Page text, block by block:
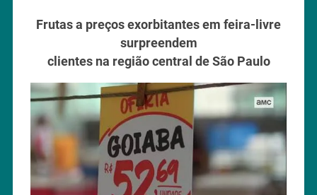
Frutas a preços exorbitantes em feira-livre
surpreendem
clientes na região central de São Paulo